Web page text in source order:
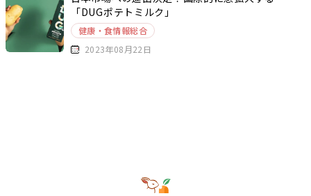
「DUGポテトミルク」
健康・食情報総合
2023年08月22日